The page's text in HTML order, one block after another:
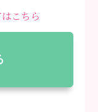
こちら